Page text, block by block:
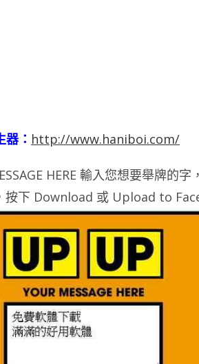
： http://www.haniboi.com/
HERE 輸入您想要舉牌的
按下 Download 或 Upload to